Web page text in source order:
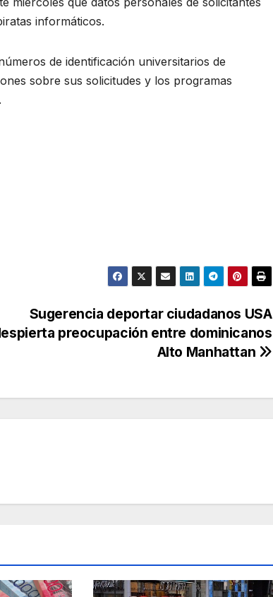
informáticos.
de identificación universitarios de
sobre sus solicitudes y los programas
Sugerencia deportar ciudadanos USA
preocupación entre dominicanos
Alto Manhattan